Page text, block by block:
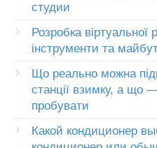
студии
Розробка віртуальної
інструменти та
Що реально можна
станції взимку, а що
пробувати
Какой кондиционер